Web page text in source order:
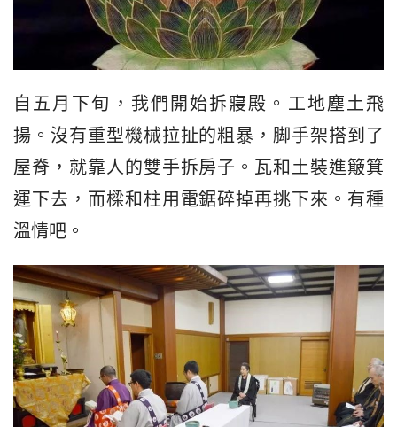
自五月下旬，我們開始拆寢殿。工地塵土飛
揚。沒有重型機械拉扯的粗暴，脚手架搭到了
屋脊，就靠人的雙手拆房子。瓦和土裝進簸箕
運下去，而樑和柱用電鋸碎掉再挑下來。有種
溫情吧。